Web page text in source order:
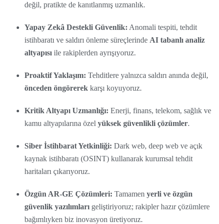
değil, pratikte de kanıtlanmış uzmanlık.
Yapay Zekâ Destekli Güvenlik: Anomali tespiti, tehdit
istihbaratı ve saldırı önleme süreçlerinde AI tabanlı analiz
altyapısı ile rakiplerden ayrışıyoruz.
Proaktif Yaklaşım: Tehditlere yalnızca saldırı anında değil,
önceden öngörerek karşı koyuyoruz.
Kritik Altyapı Uzmanlığı: Enerji, finans, telekom, sağlık ve
kamu altyapılarına özel yüksek güvenlikli çözümler.
Siber İstihbarat Yetkinliği: Dark web, deep web ve açık
kaynak istihbaratı (OSINT) kullanarak kurumsal tehdit
haritaları çıkarıyoruz.
Özgün AR-GE Çözümleri: Tamamen yerli ve özgün
güvenlik yazılımları geliştiriyoruz; rakipler hazır çözümlere
bağımlıyken biz inovasyon üretiyoruz.